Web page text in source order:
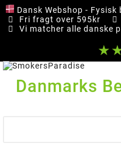
Dansk Webshop -
Fri fragt over 595kr
Vi matcher alle danske
Danmarks